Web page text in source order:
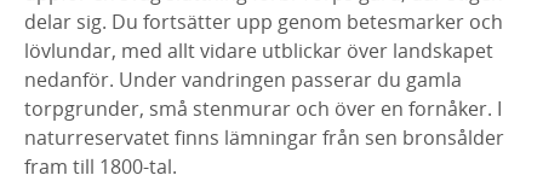
delar sig. Du fortsätter upp genom betesmarker och
lövlundar, med allt vidare utblickar över landskapet
nedanför. Under vandringen passerar du gamla
torpgrunder, små stenmurar och över en fornåker. I
naturreservatet finns lämningar från sen bronsålder
fram till 1800-tal.